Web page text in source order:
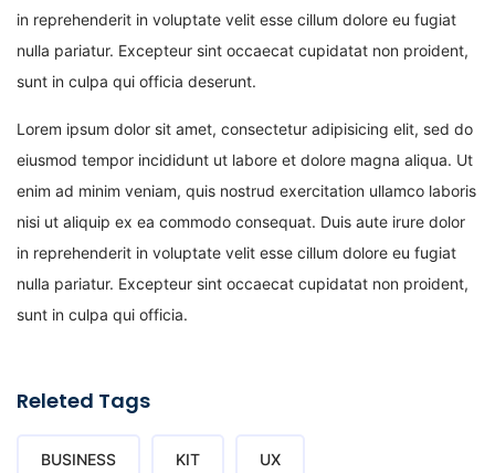
in reprehenderit in voluptate velit esse cillum dolore eu fugiat
nulla pariatur. Excepteur sint occaecat cupidatat non proident,
sunt in culpa qui officia deserunt.
Lorem ipsum dolor sit amet, consectetur adipisicing elit, sed do
eiusmod tempor incididunt ut labore et dolore magna aliqua. Ut
enim ad minim veniam, quis nostrud exercitation ullamco laboris
nisi ut aliquip ex ea commodo consequat. Duis aute irure dolor
in reprehenderit in voluptate velit esse cillum dolore eu fugiat
nulla pariatur. Excepteur sint occaecat cupidatat non proident,
sunt in culpa qui officia.
Releted Tags
BUSINESS KIT UX